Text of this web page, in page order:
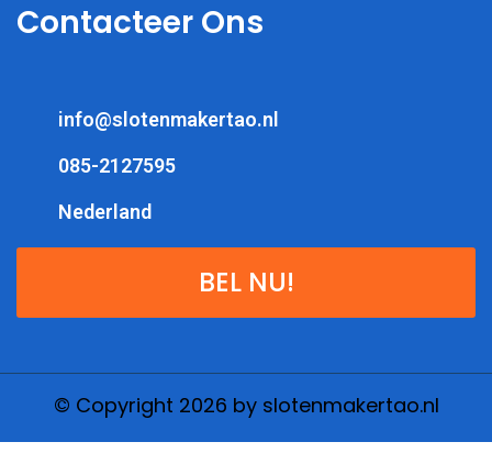
Contacteer Ons
info@slotenmakertao.nl
085-2127595
Nederland
BEL NU!
© Copyright 2026 by slotenmakertao.nl